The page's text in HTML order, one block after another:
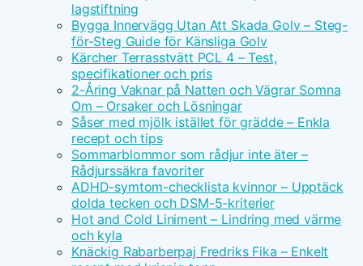
lagstiftning
Bygga Innervägg Utan Att Skada Golv – Steg-
för-Steg Guide för Känsliga Golv
Kärcher Terrasstvätt PCL 4 – Test,
specifikationer och pris
2-Åring Vaknar på Natten och Vägrar Somna
Om – Orsaker och Lösningar
Såser med mjölk istället för grädde – Enkla
recept och tips
Sommarblommor som rådjur inte äter –
Rådjurssäkra favoriter
ADHD-symtom-checklista kvinnor – Upptäck
dolda tecken och DSM-5-kriterier
Hot and Cold Liniment – Lindring med värme
och kyla
Knäckig Rabarberpaj Fredriks Fika – Enkelt